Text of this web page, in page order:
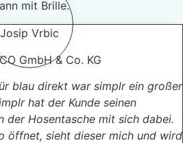
Josip Vrbic
GmbH & Co. KG
blau direkt war simplr ein großer
hat der Kunde seinen
der Hosentasche mit sich dabei.
öffnet, sieht dieser mich und wird